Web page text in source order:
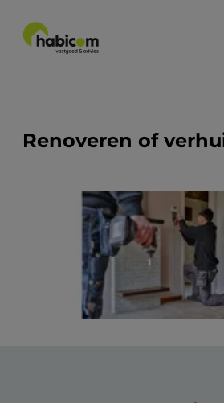
kopen
nieuwbouw
verhuren
Renoveren of